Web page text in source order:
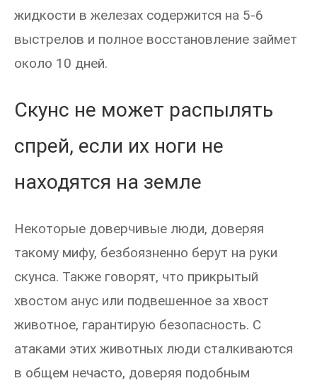
жидкости в железах содержится на 5-6
выстрелов и полное восстановление займет
около 10 дней.
Скунс не может распылять
спрей, если их ноги не
находятся на земле
Некоторые доверчивые люди, доверяя
такому мифу, безбоязненно берут на руки
скунса. Также говорят, что прикрытый
хвостом анус или подвешенное за хвост
животное, гарантирую безопасность. С
атаками этих животных люди сталкиваются
в общем нечасто, доверяя подобным